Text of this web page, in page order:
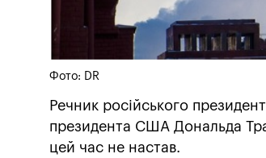
Фото: DR
Речник російського
президента США Дональда
цей час не настав.